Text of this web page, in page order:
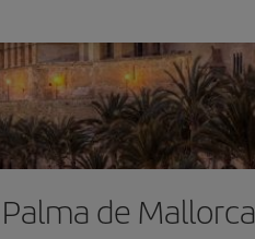
de Mallorca